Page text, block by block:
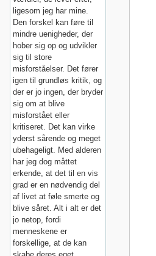
ligesom jeg har mine.
Den forskel kan føre til
mindre uenigheder, der
hober sig op og udvikler
sig til store
misforståelser. Det fører
igen til grundløs kritik, og
der er jo ingen, der bryder
sig om at blive
misforstået eller
kritiseret. Det kan virke
yderst sårende og meget
ubehageligt. Med alderen
har jeg dog måttet
erkende, at det til en vis
grad er en nødvendig del
af livet at føle smerte og
blive såret. Alt i alt er det
jo netop, fordi
menneskene er
forskellige, at de kan